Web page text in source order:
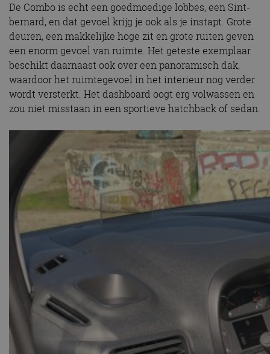
De Combo is echt een goedmoedige lobbes, een Sint-
bernard, en dat gevoel krijg je ook als je instapt. Grote
deuren, een makkelijke hoge zit en grote ruiten geven
een enorm gevoel van ruimte. Het geteste exemplaar
beschikt daarnaast ook over een panoramisch dak,
waardoor het ruimtegevoel in het interieur nog verder
wordt versterkt. Het dashboard oogt erg volwassen en
zou niet misstaan in een sportieve hatchback of sedan.